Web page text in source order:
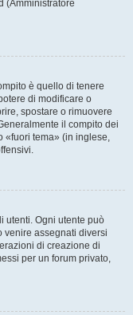
(Amministratore
è quello di tenere
di modificare o
spostare o rimuovere
il compito dei
«fuori tema» (in inglese,
utenti. Ogni utente può
venire assegnati diversi
di creazione di
per un forum privato,